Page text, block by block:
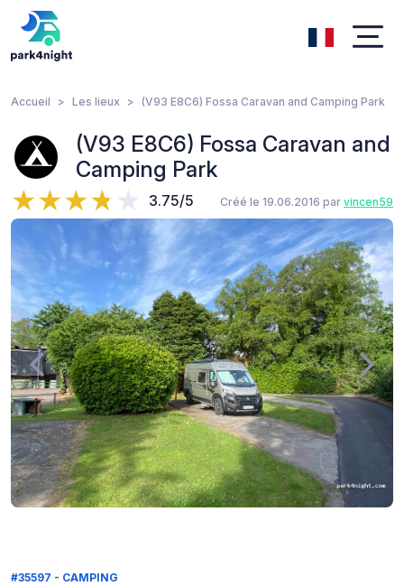
Accueil Les lieux (V93 E8C6) Fossa Caravan and Camping Park
(V93 E8C6) Fossa Caravan and
Camping Park
3.75/5 Créé le 19.06.2016 par vincen59
#35597 - CAMPING